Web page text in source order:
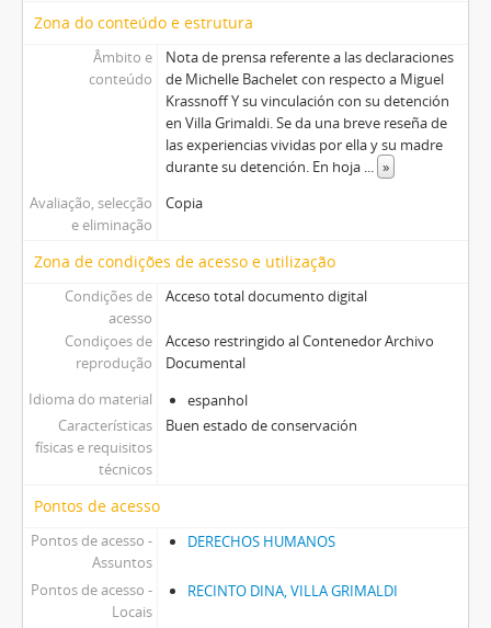
Zona do conteúdo e estrutura
Âmbito e
conteúdo
Nota de prensa referente a las declaraciones
de Michelle Bachelet con respecto a Miguel
Krassnoff Y su vinculación con su detención
en Villa Grimaldi. Se da una breve reseña de
las experiencias vividas por ella y su madre
durante su detención. En hoja ... »
Avaliação, selecção
e eliminação
Copia
Zona de condições de acesso e utilização
Condições de
acesso
Acceso total documento digital
Condiçoes de
reprodução
Acceso restringido al Contenedor Archivo
Documental
Idioma do material
espanhol
Características
físicas e requisitos
técnicos
Buen estado de conservación
Pontos de acesso
Pontos de acesso -
Assuntos
DERECHOS HUMANOS
Pontos de acesso -
Locais
RECINTO DINA, VILLA GRIMALDI